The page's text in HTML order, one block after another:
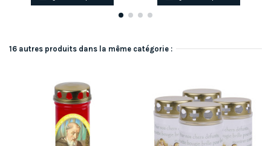
16 autres produits dans la même catégorie :